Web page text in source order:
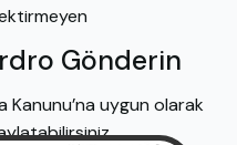
Gönderin
Kanunu’na uygun olarak